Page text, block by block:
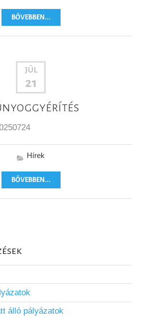
BŐVEBBEN...
JÚL
21
Hírek
BŐVEBBEN...
álló pályázatok